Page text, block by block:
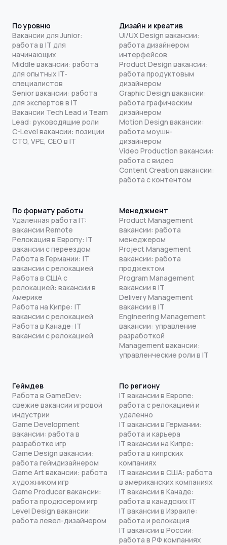
По уровню
Вакансии для Junior:
работа в IT для
начинающих
Middle вакансии: работа
для опытных IT-
специалистов
Senior вакансии: работа
для экспертов в IT
Вакансии Tech Lead и Team
Lead: руководящие роли
C-Level вакансии: позиции
CTO, VPE, CEO в IT
Дизайн и креатив
UI/UX Design вакансии:
работа дизайнером
интерфейсов
Product Design вакансии:
работа продуктовым
дизайнером
Graphic Design вакансии:
работа графическим
дизайнером
Motion Design вакансии:
работа моушн-
дизайнером
Video Production вакансии:
работа с видео
Content Creation вакансии:
работа с контентом
По формату работы
Удаленная работа IT:
вакансии Remote
Релокация в Европу: IT
вакансии с переездом
Работа в Германии: IT
вакансии с релокацией
Работа в США с
релокацией: вакансии в
Америке
Работа на Кипре: IT
вакансии с релокацией
Работа в Канаде: IT
вакансии с релокацией
Менеджмент
Product Management
вакансии: работа
менеджером
Project Management
вакансии: работа
проджектом
Program Management
вакансии в IT
Delivery Management
вакансии в IT
Engineering Management
вакансии: управление
разработкой
Management вакансии:
управленческие роли в IT
Геймдев
Работа в GameDev:
свежие вакансии игровой
индустрии
Game Development
вакансии: работа в
разработке игр
Game Design вакансии:
работа геймдизайнером
Game Art вакансии: работа
художником игр
Game Producer вакансии:
работа продюсером игр
Level Design вакансии:
работа левел-дизайнером
По региону
IT вакансии в Европе:
работа с релокацией и
удаленно
IT вакансии в Германии:
работа и карьера
IT вакансии на Кипре:
работа в кипрских
компаниях
IT вакансии в США: работа
в американских компаниях
IT вакансии в Канаде:
работа в канадских IT
IT вакансии в Израиле:
работа и релокация
IT вакансии в России:
работа в РФ компаниях